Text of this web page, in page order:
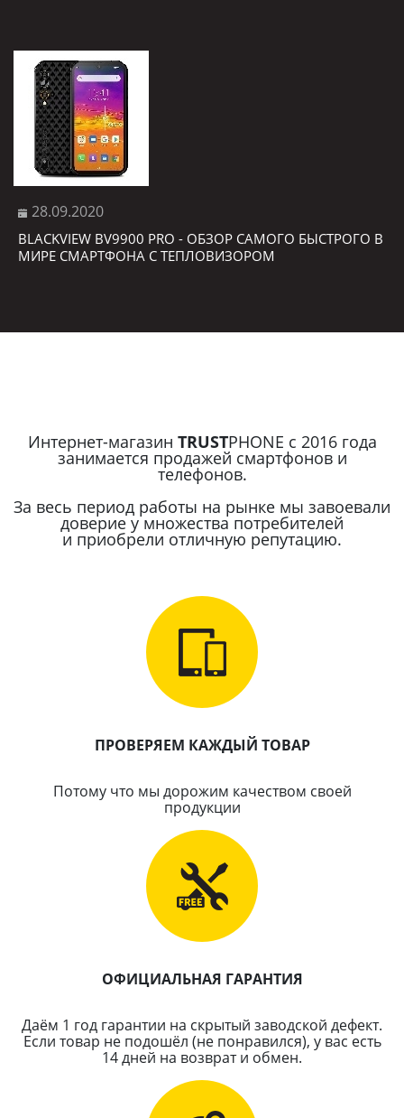
28.09.2020
BLACKVIEW BV9900 PRO - ОБЗОР САМОГО БЫСТРОГО В
МИРЕ СМАРТФОНА С ТЕПЛОВИЗОРОМ
Интернет-магазин TRUSTPHONE с 2016 года
занимается продажей смартфонов и
телефонов.
За весь период работы на рынке мы завоевали
доверие у множества потребителей
и приобрели отличную репутацию.
ПРОВЕРЯЕМ КАЖДЫЙ ТОВАР
Потому что мы дорожим качеством своей
продукции
ОФИЦИАЛЬНАЯ ГАРАНТИЯ
Даём 1 год гарантии на скрытый заводской дефект.
Если товар не подошёл (не понравился), у вас есть
14 дней на возврат и обмен.